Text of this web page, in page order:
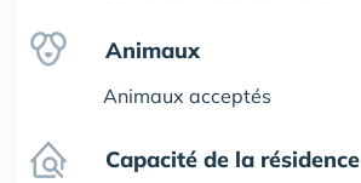
Animaux
Animaux acceptés
Capacité de la résidence